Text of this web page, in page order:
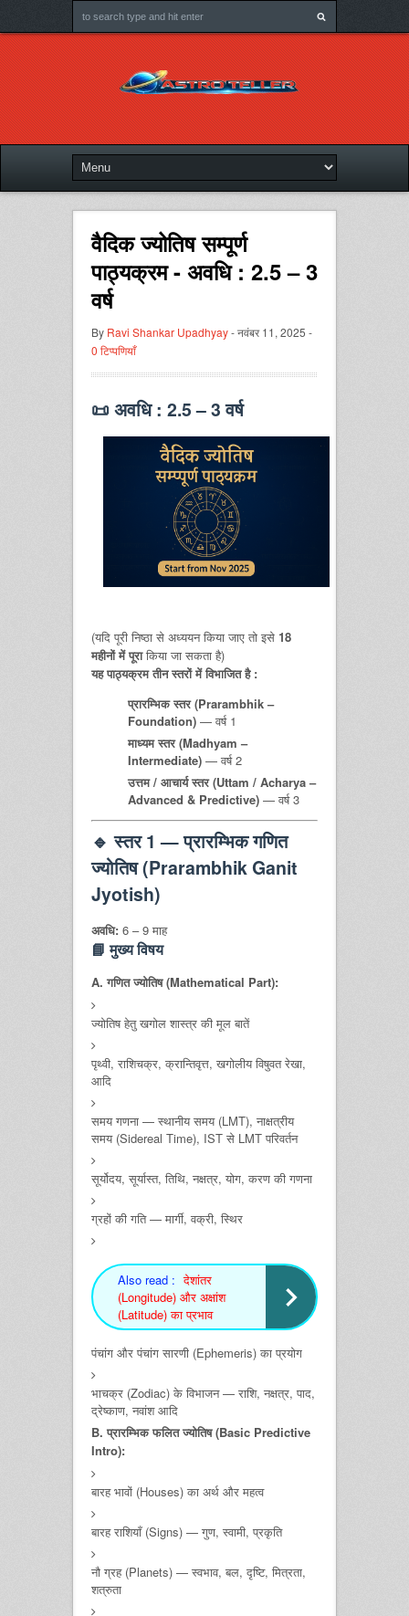
वैदिक ज्योतिष सम्पूर्ण
पाठ्यक्रम - अवधि : 2.5 – 3
वर्ष
By Ravi Shankar Upadhyay- नवंबर 11, 2025 -
0 टिप्पणियाँ
📜 अवधि : 2.5 – 3 वर्ष
(यदि पूरी निष्ठा से अध्ययन किया जाए तो इसे 18
महीनों में पूराकिया जा सकता है)
यह पाठ्यक्रम तीन स्तरों में विभाजित है :
प्रारम्भिक स्तर (Prarambhik –
Foundation) — वर्ष 1
माध्यम स्तर (Madhyam –
Intermediate) — वर्ष 2
उत्तम / आचार्य स्तर (Uttam / Acharya –
Advanced & Predictive) — वर्ष 3
🔹स्तर 1 — प्रारम्भिक गणित
ज्योतिष (Prarambhik Ganit
Jyotish)
अवधि: 6 – 9 माह
📘 मुख्य विषय
A. गणित ज्योतिष (Mathematical Part):
ज्योतिष हेतु खगोल शास्त्र की मूल बातें
पृथ्वी, राशिचक्र, क्रान्तिवृत्त, खगोलीय विषुवत रेखा,
आदि
समय गणना — स्थानीय समय (LMT), नाक्षत्रीय
समय (Sidereal Time), IST से LMT परिवर्तन
सूर्योदय, सूर्यास्त, तिथि, नक्षत्र, योग, करण की गणना
ग्रहों की गति — मार्गी, वक्री, स्थिर
Also read : देशांतर
(Longitude) और अक्षांश
(Latitude) का प्रभाव
पंचांग और पंचांग सारणी (Ephemeris) का प्रयोग
भाचक्र (Zodiac) के विभाजन — राशि, नक्षत्र, पाद,
द्रेष्काण, नवांश आदि
B. प्रारम्भिक फलित ज्योतिष (Basic Predictive
Intro):
बारह भावों (Houses) का अर्थ और महत्व
बारह राशियाँ (Signs) — गुण, स्वामी, प्रकृति
नौ ग्रह (Planets) — स्वभाव, बल, दृष्टि, मित्रता,
शत्रुता